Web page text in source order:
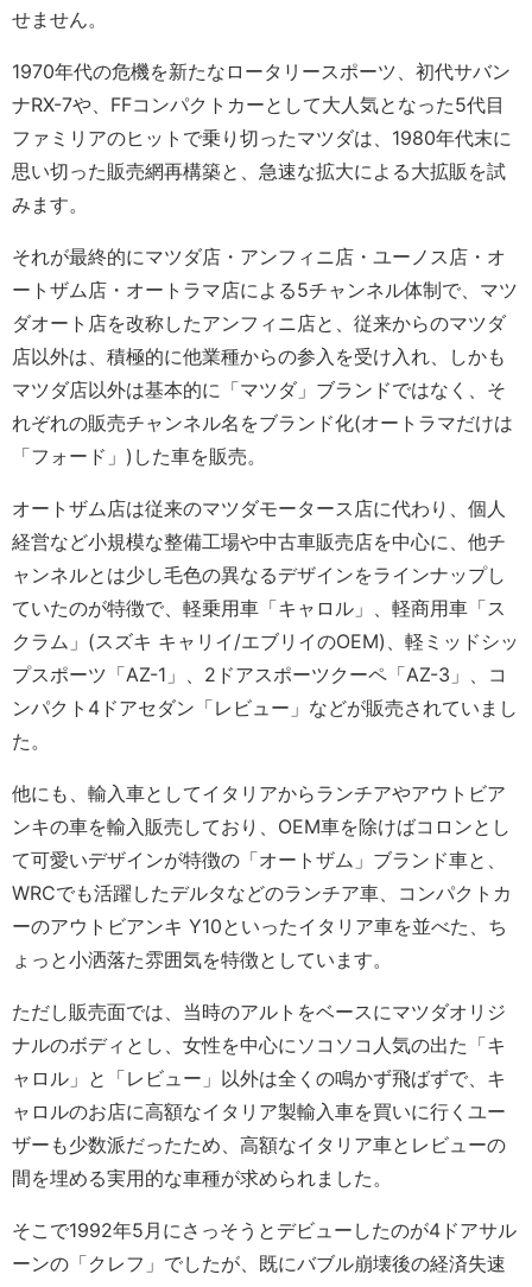
せません。
1970年代の危機を新たなロータリースポーツ、初代サバン
ナRX-7や、FFコンパクトカーとして大人気となった5代目
ファミリアのヒットで乗り切ったマツダは、1980年代末に
思い切った販売網再構築と、急速な拡大による大拡販を試
みます。
それが最終的にマツダ店・アンフィニ店・ユーノス店・オ
ートザム店・オートラマ店による5チャンネル体制で、マツ
ダオート店を改称したアンフィニ店と、従来からのマツダ
店以外は、積極的に他業種からの参入を受け入れ、しかも
マツダ店以外は基本的に「マツダ」ブランドではなく、そ
れぞれの販売チャンネル名をブランド化(オートラマだけは
「フォード」)した車を販売。
オートザム店は従来のマツダモータース店に代わり、個人
経営など小規模な整備工場や中古車販売店を中心に、他チ
ャンネルとは少し毛色の異なるデザインをラインナップし
ていたのが特徴で、軽乗用車「キャロル」、軽商用車「ス
クラム」(スズキ キャリイ/エブリイのOEM)、軽ミッドシッ
プスポーツ「AZ-1」、2ドアスポーツクーペ「AZ-3」、コ
ンパクト4ドアセダン「レビュー」などが販売されていまし
た。
他にも、輸入車としてイタリアからランチアやアウトビア
ンキの車を輸入販売しており、OEM車を除けばコロンとし
て可愛いデザインが特徴の「オートザム」ブランド車と、
WRCでも活躍したデルタなどのランチア車、コンパクトカ
ーのアウトビアンキ Y10といったイタリア車を並べた、ち
ょっと小洒落た雰囲気を特徴としています。
ただし販売面では、当時のアルトをベースにマツダオリジ
ナルのボディとし、女性を中心にソコソコ人気の出た「キ
ャロル」と「レビュー」以外は全くの鳴かず飛ばずで、キ
ャロルのお店に高額なイタリア製輸入車を買いに行くユー
ザーも少数派だったため、高額なイタリア車とレビューの
間を埋める実用的な車種が求められました。
そこで1992年5月にさっそうとデビューしたのが4ドアサル
ーンの「クレフ」でしたが、既にバブル崩壊後の経済失速